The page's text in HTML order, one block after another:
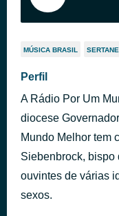
MÚSICA BRASIL
Perfil
A Rádio Por Um
diocese
Mundo Melhor tem
Siebenbrock, bispo
ouvintes de várias
sexos.